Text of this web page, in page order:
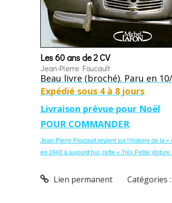
Les 60 ans de 2 CV
Jean-Pierre Foucault
Beau livre (broché). Paru en
Expédié sous 4 à 8 jours
Livraison prévue pour Noël
POUR COMMANDER
Jean-Pierre Foucault revient sur l’histoire de la
en 1948 à aujourd’hui, cette « Très Petite
Lien permanent Catégories :